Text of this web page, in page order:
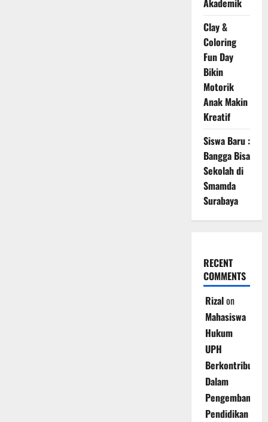
Akademik
Clay &
Coloring
Fun Day
Bikin
Motorik
Anak Makin
Kreatif
Siswa Baru :
Bangga Bisa
Sekolah di
Smamda
Surabaya
RECENT
COMMENTS
Rizalon
Mahasiswa
Hukum
UPH
Berkontribusi
Dalam
Pengembangan
Pendidikan